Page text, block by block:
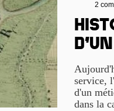
2
service,
d'un
dans la